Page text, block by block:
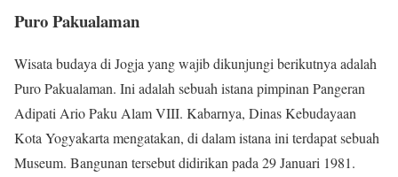
Puro Pakualaman
Wisata budaya di Jogja yang wajib dikunjungi berikutnya adalah
Puro Pakualaman. Ini adalah sebuah istana pimpinan Pangeran
Adipati Ario Paku Alam VIII. Kabarnya, Dinas Kebudayaan
Kota Yogyakarta mengatakan, di dalam istana ini terdapat sebuah
Museum. Bangunan tersebut didirikan pada 29 Januari 1981.